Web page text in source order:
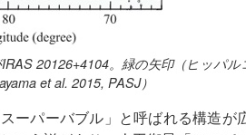
20126+4104。緑の矢印（ヒッパ
et al. 2015, PASJ）
ーパーバブル」と呼ばれる構造